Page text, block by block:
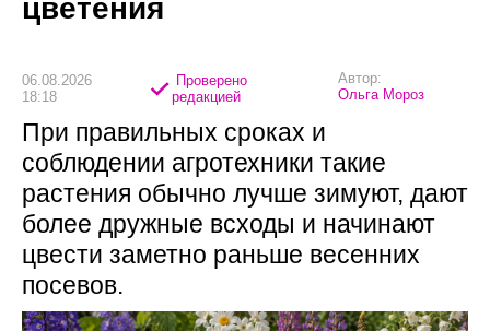
цветения
06.08.2026
18:18
Проверено
редакцией
Автор:
Ольга Мороз
При правильных сроках и
соблюдении агротехники такие
растения обычно лучше зимуют, дают
более дружные всходы и начинают
цвести заметно раньше весенних
посевов.